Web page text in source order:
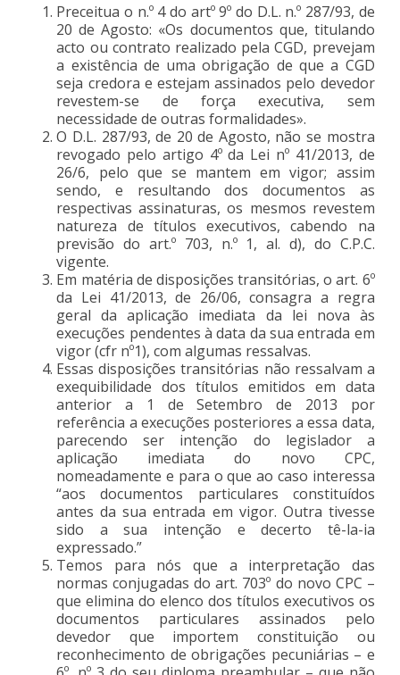
Preceitua o n.º 4 do artº 9º do D.L. n.º 287/93, de
20 de Agosto: «Os documentos que, titulando
acto ou contrato realizado pela CGD, prevejam
a existência de uma obrigação de que a CGD
seja credora e estejam assinados pelo devedor
revestem-se de força executiva, sem
necessidade de outras formalidades».
O D.L. 287/93, de 20 de Agosto, não se mostra
revogado pelo artigo 4º da Lei nº 41/2013, de
26/6, pelo que se mantem em vigor; assim
sendo, e resultando dos documentos as
respectivas assinaturas, os mesmos revestem
natureza de títulos executivos, cabendo na
previsão do art.º 703, n.º 1, al. d), do C.P.C.
vigente.
Em matéria de disposições transitórias, o art. 6º
da Lei 41/2013, de 26/06, consagra a regra
geral da aplicação imediata da lei nova às
execuções pendentes à data da sua entrada em
vigor (cfr nº1), com algumas ressalvas.
Essas disposições transitórias não ressalvam a
exequibilidade dos títulos emitidos em data
anterior a 1 de Setembro de 2013 por
referência a execuções posteriores a essa data,
parecendo ser intenção do legislador a
aplicação imediata do novo CPC,
nomeadamente e para o que ao caso interessa
“aos documentos particulares constituídos
antes da sua entrada em vigor. Outra tivesse
sido a sua intenção e decerto tê-la-ia
expressado.”
Temos para nós que a interpretação das
normas conjugadas do art. 703º do novo CPC –
que elimina do elenco dos títulos executivos os
documentos particulares assinados pelo
devedor que importem constituição ou
reconhecimento de obrigações pecuniárias – e